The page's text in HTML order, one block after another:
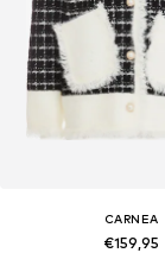
CARNEA
€159,95